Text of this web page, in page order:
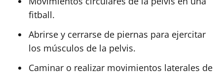
fitball.
Abrirse y cerrarse de piernas para ejercitar
los músculos de la pelvis.
Caminar o realizar movimientos laterales de